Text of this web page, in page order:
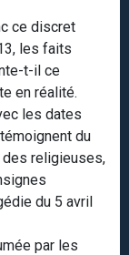
ce discret
les faits
t-il ce
en réalité.
les dates
du
des religieuses,
du 5 avril
par les